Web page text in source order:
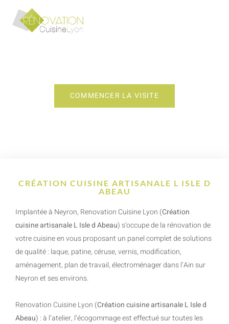
COMMENCER LA VISITE
CRÉATION CUISINE ARTISANALE L ISLE D
ABEAU
Implantée à Neyron, Renovation Cuisine Lyon (Création
cuisine artisanale L Isle d Abeau) s’occupe de la rénovation de
votre cuisine en vous proposant un panel complet de solutions
de qualité : laque, patine, céruse, vernis, modification,
aménagement, plan de travail, électroménager dans l’Ain sur
Neyron et ses environs.
Renovation Cuisine Lyon (Création cuisine artisanale L Isle d
Abeau) : à l’atelier, l’écogommage est effectué sur toutes les